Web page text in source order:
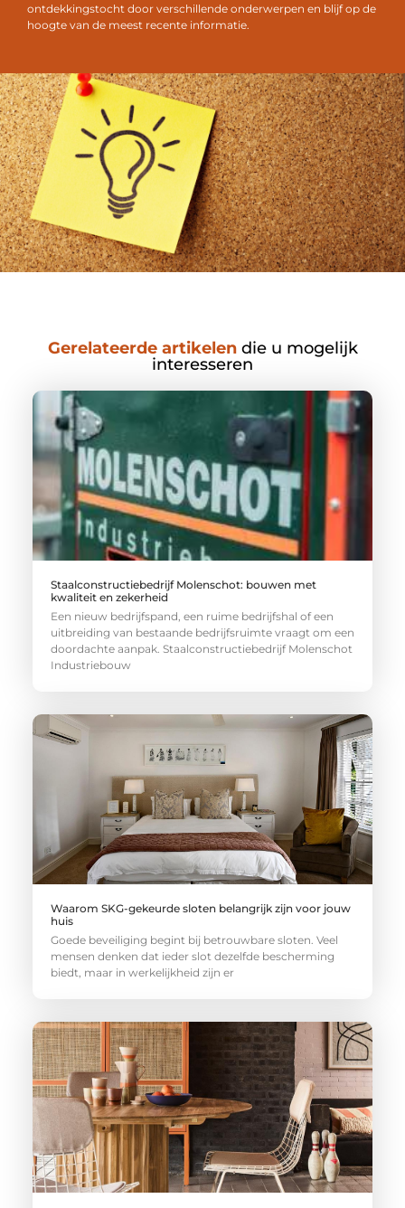
ontdekkingstocht door verschillende onderwerpen en blijf op de
hoogte van de meest recente informatie.
Gerelateerde artikelendie u mogelijk
interesseren
Staalconstructiebedrijf Molenschot: bouwen met
kwaliteit en zekerheid
Een nieuw bedrijfspand, een ruime bedrijfshal of een
uitbreiding van bestaande bedrijfsruimte vraagt om een
doordachte aanpak. Staalconstructiebedrijf Molenschot
Industriebouw
Waarom SKG-gekeurde sloten belangrijk zijn voor jouw
huis
Goede beveiliging begint bij betrouwbare sloten. Veel
mensen denken dat ieder slot dezelfde bescherming
biedt, maar in werkelijkheid zijn er